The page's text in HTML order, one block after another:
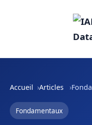
Accueil Articles
Fondamentaux